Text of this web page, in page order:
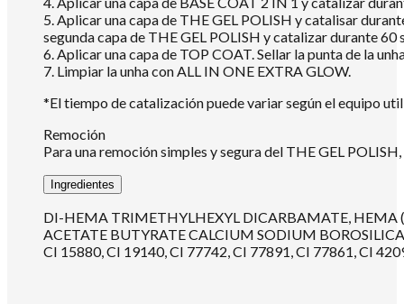
5. Aplicar una capa de THE GEL POLISH y catalisar
segunda capa de THE GEL POLISH y catalizar durante
6. Aplicar una capa de TOP COAT. Sellar la punta de la
7. Limpiar la unha con ALL IN ONE EXTRA GLOW.
*El tiempo de catalización puede variar según el equipo
Remoción
Para una remoción simples y segura del THE GEL
Ingredientes
DI-HEMA TRIMETHYLHEXYL DICARBAMATE, HEMA
ACETATE BUTYRATE CALCIUM SODIUM
CI 15880, CI 19140, CI 77742, CI 77891, CI 77861, CI